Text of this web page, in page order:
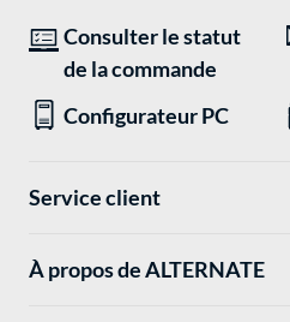
Consulter le statut
de la commande
Configurateur PC
Service client
À propos de ALTERNATE